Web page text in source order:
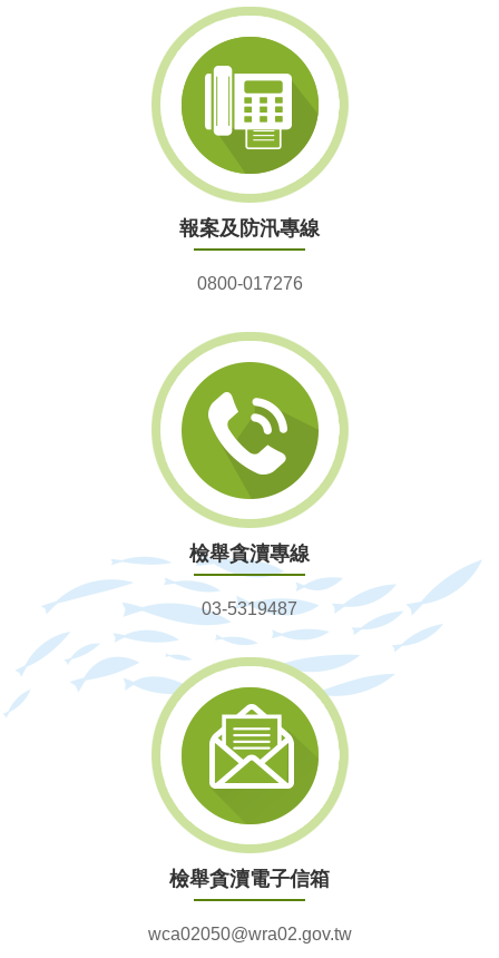
報案及防汛專線
0800-017276
檢舉貪瀆專線
03-5319487
檢舉貪瀆電子信箱
wca02050@wra02.gov.tw